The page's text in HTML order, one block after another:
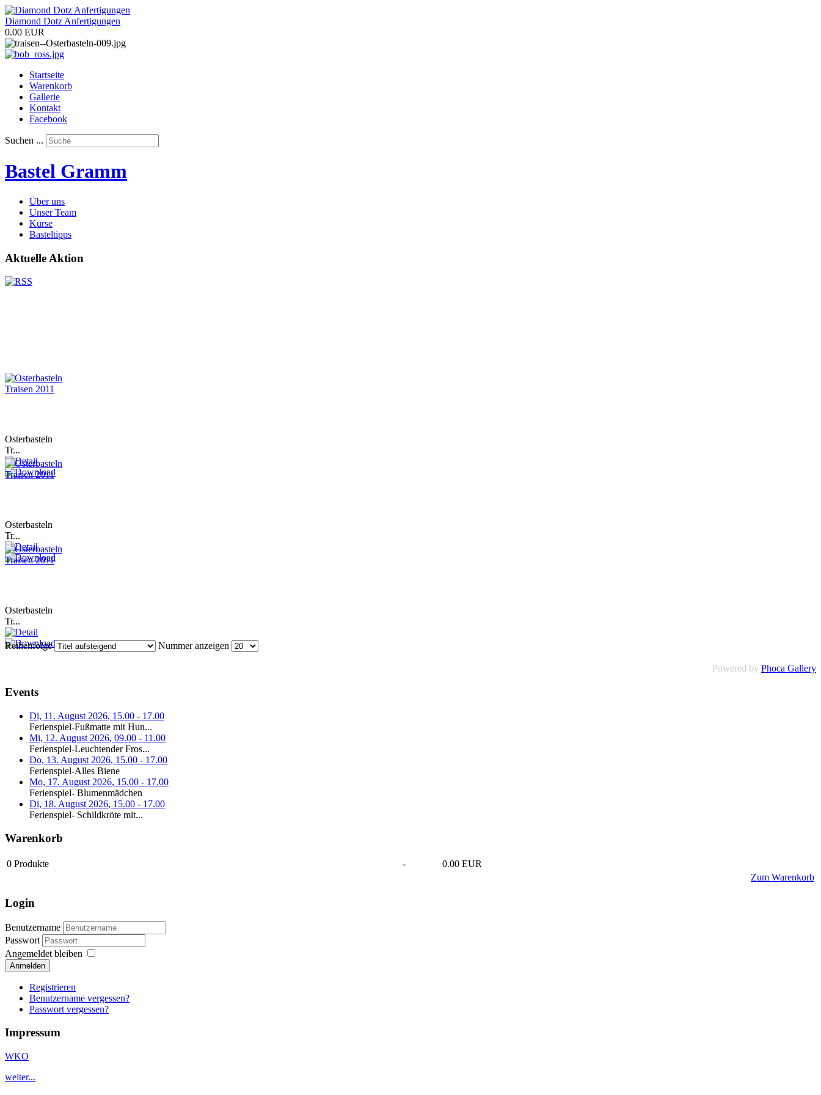
Diamond Dotz Anfertigungen
0.00 EUR
Startseite
Warenkorb
Gallerie
Kontakt
Facebook
Suchen ...
Bastel Gramm
Über uns
Unser Team
Kurse
Basteltipps
Aktuelle Aktion
Osterbasteln
Tr...
Osterbasteln
Tr...
Osterbasteln
Tr...
Reihenfolge Nummer anzeigen
Powered by Phoca Gallery
Events
Di, 11. August 2026, 15.00 - 17.00
Ferienspiel-Fußmatte mit Hun...
Mi, 12. August 2026, 09.00 - 11.00
Ferienspiel-Leuchtender Fros...
Do, 13. August 2026, 15.00 - 17.00
Ferienspiel-Alles Biene
Mo, 17. August 2026, 15.00 - 17.00
Ferienspiel- Blumenmädchen
Di, 18. August 2026, 15.00 - 17.00
Ferienspiel- Schildkröte mit...
Warenkorb
0 Produkte -
0.00 EUR
Zum Warenkorb
Login
Benutzername
Passwort
Angemeldet bleiben
Anmelden
Registrieren
Benutzername vergessen?
Passwort vergessen?
Impressum
WKO
weiter...